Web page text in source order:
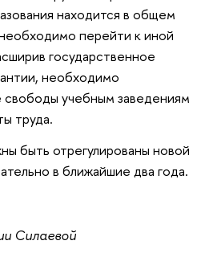
находится в общем
перейти к иной
государственное
необходимо
учебным заведениям
труда.
быть отрегулированы новой
в ближайшие два года.
Силаевой